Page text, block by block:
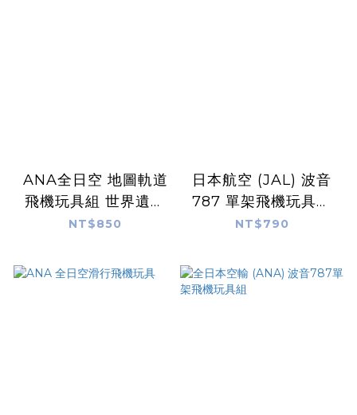
ANA全日空 地圖軌道
飛機玩具組 世界遺產
版
NT$850
日本航空 (JAL) 波音
787 單架飛機玩具組
附拖車
NT$790